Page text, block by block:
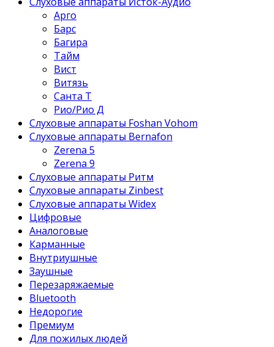
Арго
Барс
Багира
Тайм
Вист
Витязь
Санта Т
Рио/Рио Д
Слуховые аппараты Foshan Vohom
Слуховые аппараты Bernafon
Zerena 5
Zerena 9
Слуховые аппараты Ритм
Слуховые аппараты Zinbest
Слуховые аппараты Widex
Цифровые
Аналоговые
Карманные
Внутриушные
Заушные
Перезаряжаемые
Bluetooth
Недорогие
Премиум
Для пожилых людей